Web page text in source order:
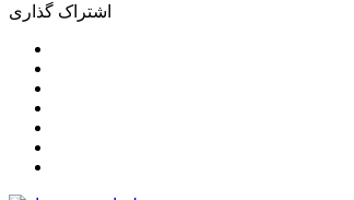
اشتراک گذاری